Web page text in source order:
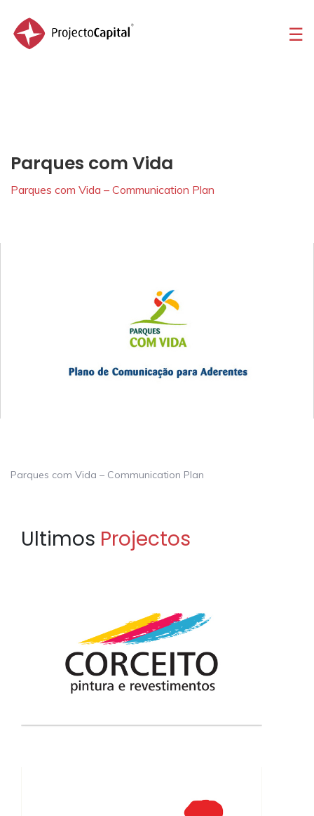
Serviços
Contactos
☰
Parques com Vida
Parques com Vida – Communication Plan
Parques com Vida – Communication Plan
Ultimos Projectos
CORCEITO